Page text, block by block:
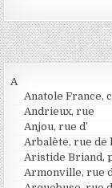
A
Anatole France,
Andrieux, rue
Anjou, rue d’
Arbalète, rue de
Aristide Briand,
Armonville, rue